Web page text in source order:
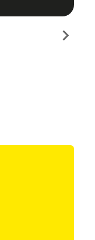
chevron_right